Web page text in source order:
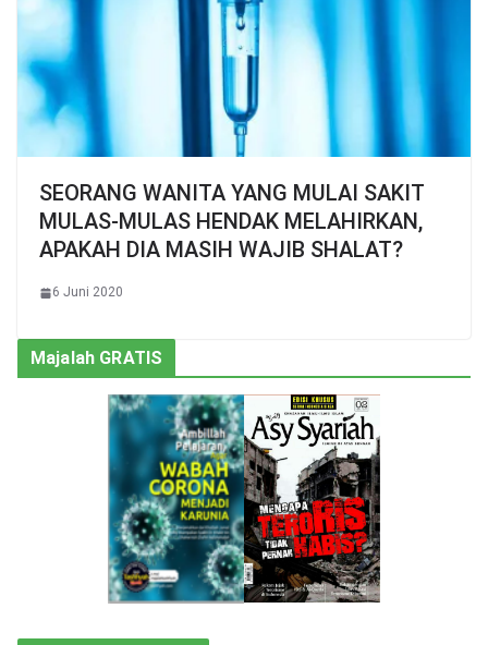
SEORANG WANITA YANG MULAI SAKIT
MULAS-MULAS HENDAK MELAHIRKAN,
APAKAH DIA MASIH WAJIB SHALAT?
6 Juni 2020
Majalah GRATIS